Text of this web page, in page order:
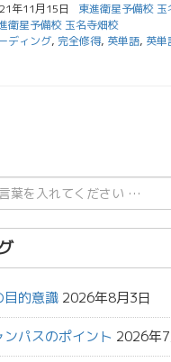
年11月15日
東進衛星予備校
衛星予備校 玉名寺畑校
ディング, 完全修得, 英単語, 英単
目的意識 2026年8月3日
パスのポイント 2026年